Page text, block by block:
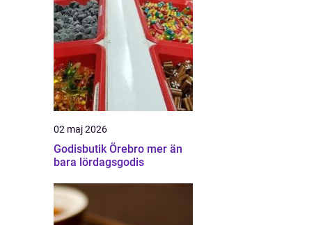
02 maj 2026
Godisbutik Örebro mer än
bara lördagsgodis